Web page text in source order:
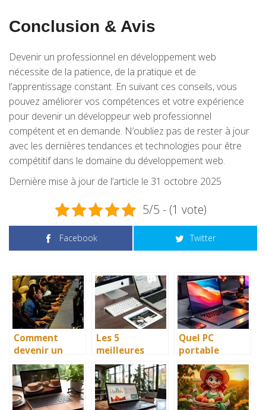
Conclusion & Avis
Devenir un professionnel en développement web
nécessite de la patience, de la pratique et de
l’apprentissage constant. En suivant ces conseils, vous
pouvez améliorer vos compétences et votre expérience
pour devenir un développeur web professionnel
compétent et en demande. N’oubliez pas de rester à jour
avec les dernières tendances et technologies pour être
compétitif dans le domaine du développement web.
Dernière mise à jour de l’article le 31 octobre 2025
5/5 - (1 vote)
Facebook Twitter
Comment
devenir un
gamer
professionnel
?
Les 5
meilleures
agences web à
Nantes
spécialisées
dans le
Quel PC
portable
choisir pour le
développemen
t web ou
logiciel